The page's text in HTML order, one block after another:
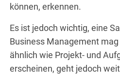
können, erkennen.
Es ist jedoch wichtig, eine
Business Management
ähnlich wie Projekt- und
erscheinen, geht jedoch